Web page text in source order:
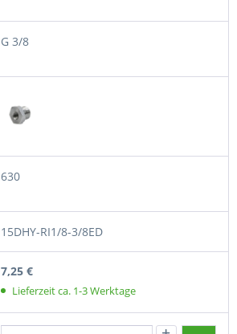
G 3/8
630
15DHY-RI1/8-3/8ED
7,25 €
Lieferzeit ca. 1-3 Werktage